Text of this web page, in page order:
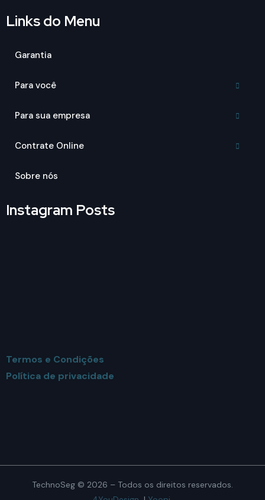
Links do Menu
Garantia
Para você
Para sua empresa
Contrate Online
Sobre nós
Instagram Posts
Termos e Condições
Política de privacidade
TechnoSeg © 2026 – Todos os direitos reservados.